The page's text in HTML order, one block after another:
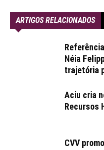
ARTIGOS RELACIONADOS
Néia
trajetória
Aciu cria
Recursos
CVV